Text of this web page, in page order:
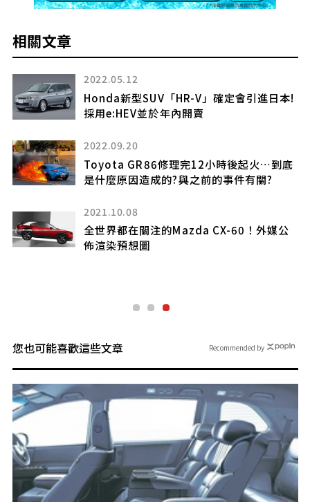
相關文章
2022.05.12
Honda新型SUV「HR-V」確定會引進日本!
採用e:HEV並於年內開賣
2022.09.20
Toyota GR86修理完12小時後起火…到底
是什麼原因造成的?與之前的事件有關?
2021.10.08
全世界都在關注的Mazda CX-60！外媒公
佈渲染預想圖
您也可能喜歡這些文章 Recommended by